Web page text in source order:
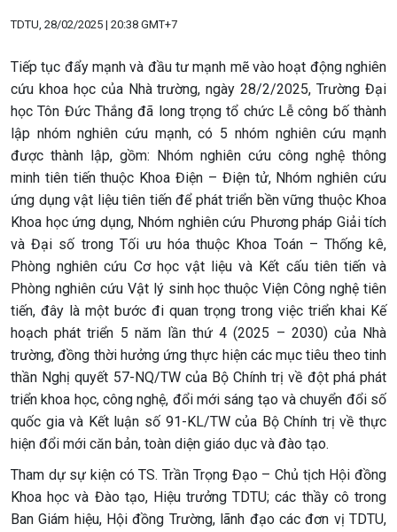
TDTU, 28/02/2025 | 20:38 GMT+7
Tiếp tục đẩy mạnh và đầu tư mạnh mẽ vào hoạt động nghiên
cứu khoa học của Nhà trường, ngày 28/2/2025, Trường Đại
học Tôn Đức Thắng đã long trọng tổ chức Lễ công bố thành
lập nhóm nghiên cứu mạnh, có 5 nhóm nghiên cứu mạnh
được thành lập, gồm: Nhóm nghiên cứu công nghệ thông
minh tiên tiến thuộc Khoa Điện – Điện tử, Nhóm nghiên cứu
ứng dụng vật liệu tiên tiến để phát triển bền vững thuộc Khoa
Khoa học ứng dụng, Nhóm nghiên cứu Phương pháp Giải tích
và Đại số trong Tối ưu hóa thuộc Khoa Toán – Thống kê,
Phòng nghiên cứu Cơ học vật liệu và Kết cấu tiên tiến và
Phòng nghiên cứu Vật lý sinh học thuộc Viện Công nghệ tiên
tiến, đây là một bước đi quan trọng trong việc triển khai Kế
hoạch phát triển 5 năm lần thứ 4 (2025 – 2030) của Nhà
trường, đồng thời hưởng ứng thực hiện các mục tiêu theo tinh
thần Nghị quyết 57-NQ/TW của Bộ Chính trị về đột phá phát
triển khoa học, công nghệ, đổi mới sáng tạo và chuyển đổi số
quốc gia và Kết luận số 91-KL/TW của Bộ Chính trị về thực
hiện đổi mới căn bản, toàn diện giáo dục và đào tạo.
Tham dự sự kiện có TS. Trần Trọng Đạo – Chủ tịch Hội đồng
Khoa học và Đào tạo, Hiệu trưởng TDTU; các thầy cô trong
Ban Giám hiệu, Hội đồng Trường, lãnh đạo các đơn vị TDTU,